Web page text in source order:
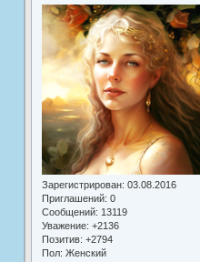
Зарегистрирован: 03.08.2016
Приглашений: 0
Сообщений: 13119
Уважение: +2136
Позитив: +2794
Пол: Женский